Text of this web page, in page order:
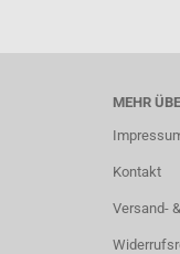
MEHR
Kontakt
Versand-